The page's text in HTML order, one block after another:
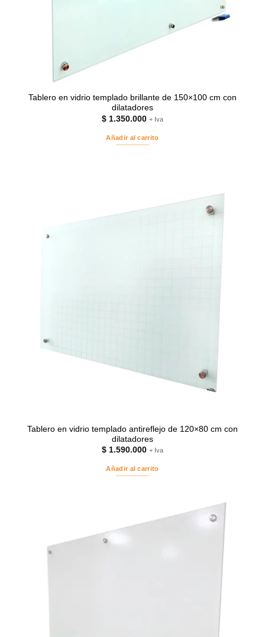
Tablero en vidrio templado brillante de 150×100 cm con
dilatadores
$ 1.350.000 + Iva
Añadir al carrito
Tablero en vidrio templado antireflejo de 120×80 cm con
dilatadores
$ 1.590.000 + Iva
Añadir al carrito